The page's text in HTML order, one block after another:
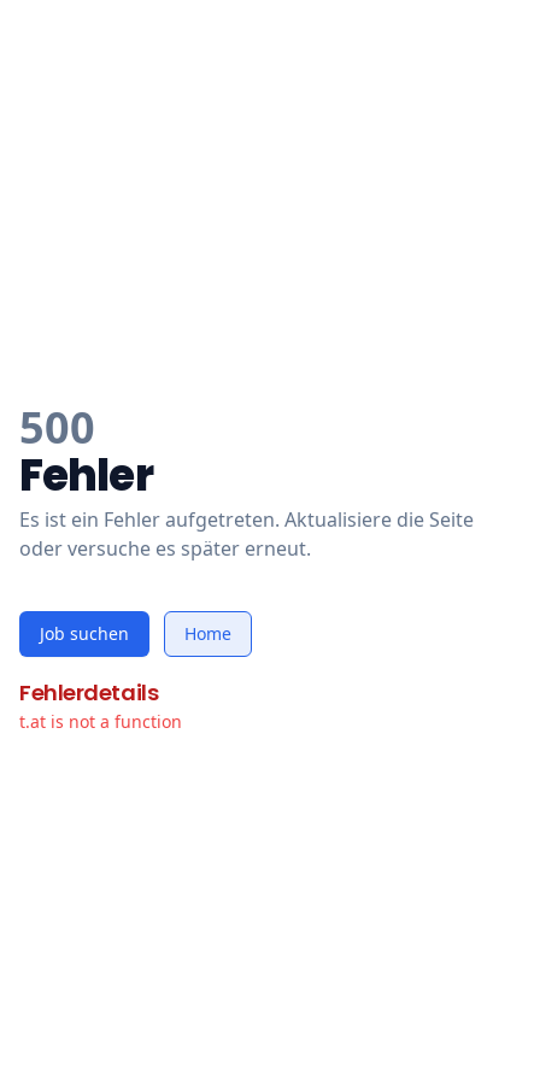
500
Fehler
Es ist ein Fehler aufgetreten. Aktualisiere die Seite
oder versuche es später erneut.
Job suchen Home
Fehlerdetails
t.at is not a function